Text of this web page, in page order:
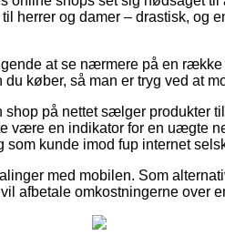
herrer og damer – drastisk, og
at se nærmere på en række
køber, så man er tryg ved at
på nettet sælger produkter
være en indikator for en uægte
som kunde imod fup internet
med mobilen. Som
afbetale omkostningerne over